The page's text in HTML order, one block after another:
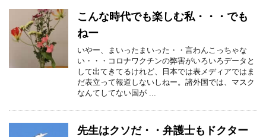
こんな時代でも楽しむ私・・・でも
ねー
いやー、まいったまいった・・言わんこっちゃな
い・・・コロナワクチンの弊害がいろいろデータと
して出てきてるけれど、日本では表メディアではま
だ表立って報道しないしねー。諸外国では、マスク
なんてしてない国が ...
先生はクソだ・・弁護士もドクター